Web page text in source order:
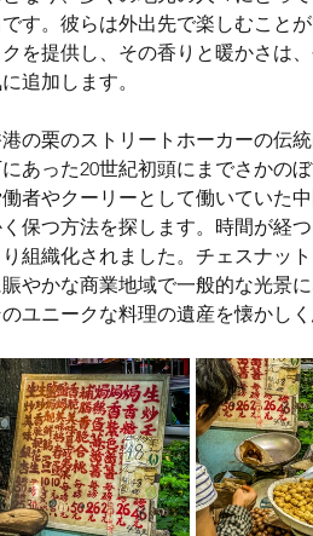
す。彼らは外出先で楽しむこと
クを提供し、その香りと暖かさは
追加します。
の栗のストリートホーカーの伝
あった20世紀初頭にまでさかの
者やクーリーとして働いていた
保つ方法を探します。時間が経
り組織化されました。チェスナッ
やかな商業地域で一般的な光景
ユニークな料理の遺産を懐かし